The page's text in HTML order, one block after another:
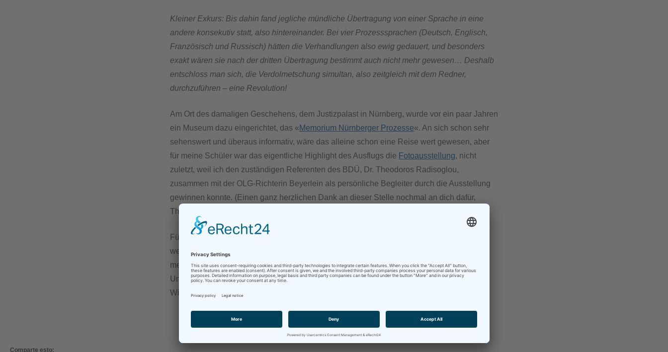
Kleiner Exkurs: Bis dahin fand jegliche mündliche Übertragung von einer Sprache in eine
andere konsekutiv statt, also hintereinander. Bei vier Prozesssprachen (Deutsch, Englisch,
Französisch und Russisch) hätten die Verhandlungen also ewig gedauert, und besonders
exakt wären sie nach der dritten Übertragung bestimmt auch nicht mehr gewesen… Deshalb
entschloss man sich, die Verdolmetschung simultan, also zeitgleich mit dem Redner,
durchzuführen – eine Revolution!
Am Ort des damaligen Geschehens, dem Justizpalast in Nürnberg, wurde vor ein paar Jahren
ein Museum dazu eingerichtet, das «Memorium Nürnberger Prozesse«. An sich schon sehr
sehenswert und überaus informativ, wäre das alleine schon eine Reise wert gewesen, aber
für meine Schüler war das eigentliche Highlight des Ausflugs die Fotoausstellung, nicht
zuletzt, weil ich den zuständigen Referenten des BDÜ, Dr. Theodoros Radisoglou,
zusammen mit der OLG-Richterin Beyerlein als persönliche Begleiter durch die Ausstellung
gewinnen konnte. (Einen ganz herzlichen Dank an dieser Stelle nochmal an dich dafür,
Theo!)
Für meinen ersten Ausflug als Lehrkraft muss ich sagen, war es ein voller Erfolg, u.a. auch,
weil die 20 Schülerinnen und 1 Schüler absolut diszipliniert und zuverlässig waren, was
meine Aufgabe sehr leicht gemacht hat.
Und was ich so an Rückmeldungen bekommen haben, hat es ihnen auch sehr gefallen –
Win-Win!
Comparte esto: